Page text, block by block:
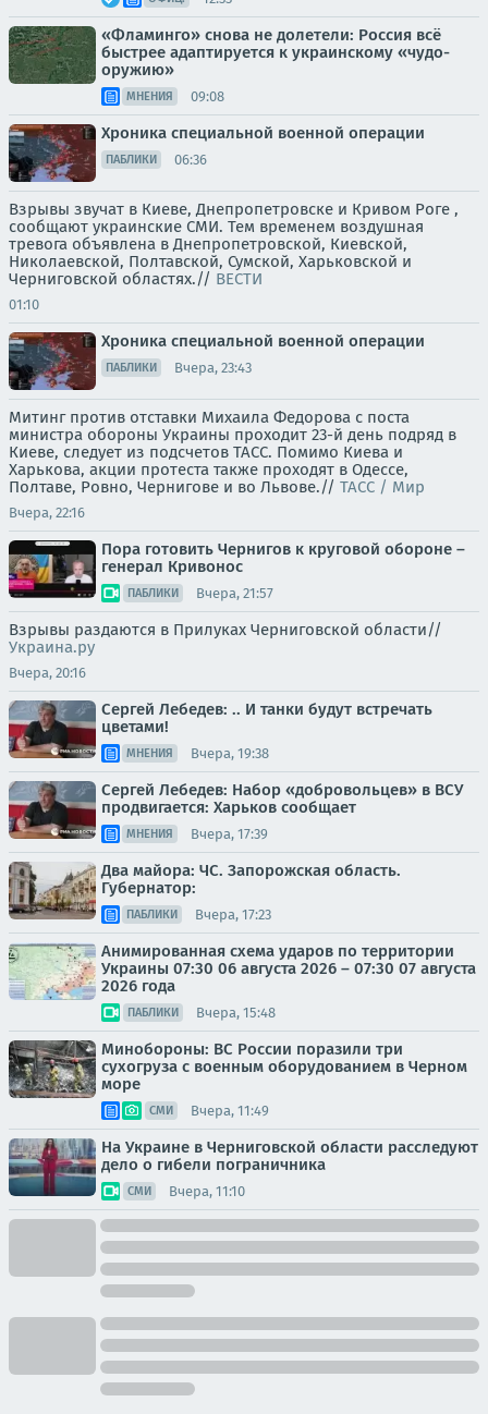
«Фламинго» снова не долетели: Россия всё
быстрее адаптируется к украинскому «чудо-
оружию»
МНЕНИЯ 09:08
Хроника специальной военной операции
ПАБЛИКИ 06:36
Взрывы звучат в Киеве, Днепропетровске и Кривом Роге ,
сообщают украинские СМИ. Тем временем воздушная
тревога объявлена в Днепропетровской, Киевской,
Николаевской, Полтавской, Сумской, Харьковской и
Черниговской областях.// ВЕСТИ
01:10
Хроника специальной военной операции
ПАБЛИКИ Вчера, 23:43
Митинг против отставки Михаила Федорова с поста
министра обороны Украины проходит 23-й день подряд в
Киеве, следует из подсчетов ТАСС. Помимо Киева и
Харькова, акции протеста также проходят в Одессе,
Полтаве, Ровно, Чернигове и во Львове.// ТАСС / Мир
Вчера, 22:16
Пора готовить Чернигов к круговой обороне –
генерал Кривонос
ПАБЛИКИ Вчера, 21:57
Взрывы раздаются в Прилуках Черниговской области//
Украина.ру
Вчера, 20:16
Сергей Лебедев: .. И танки будут встречать
цветами!
МНЕНИЯ Вчера, 19:38
Сергей Лебедев: Набор «добровольцев» в ВСУ
продвигается: Харьков сообщает
МНЕНИЯ Вчера, 17:39
Два майора: ЧС. Запорожская область.
Губернатор:
ПАБЛИКИ Вчера, 17:23
Анимированная схема ударов по территории
Украины 07:30 06 августа 2026 – 07:30 07 августа
2026 года
ПАБЛИКИ Вчера, 15:48
Минобороны: ВС России поразили три
сухогруза с военным оборудованием в Черном
море
СМИ Вчера, 11:49
На Украине в Черниговской области расследуют
дело о гибели пограничника
СМИ Вчера, 11:10